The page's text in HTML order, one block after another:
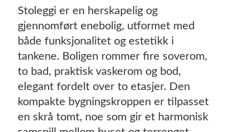
Stoleggi er en herskapelig og
gjennomført enebolig, utformet med
både funksjonalitet og estetikk i
tankene. Boligen rommer fire soverom,
to bad, praktisk vaskerom og bod,
elegant fordelt over to etasjer. Den
kompakte bygningskroppen er tilpasset
en skrå tomt, noe som gir et harmonisk